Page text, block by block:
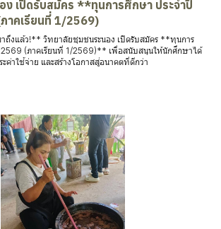
ง เปิดรับสมัคร **ทุนการศึกษา ประจำปี
าคเรียนที่ 1/2569)
ถึงแล้ว!** วิทยาลัยชุมชนระนอง เปิดรับสมัคร **ทุนการ
(ภาคเรียนที่ 1/2569)** เพื่อสนับสนุนให้นักศึกษาได้
ะค่าใช้จ่าย และสร้างโอกาสสู่อนาคตที่ดีกว่า